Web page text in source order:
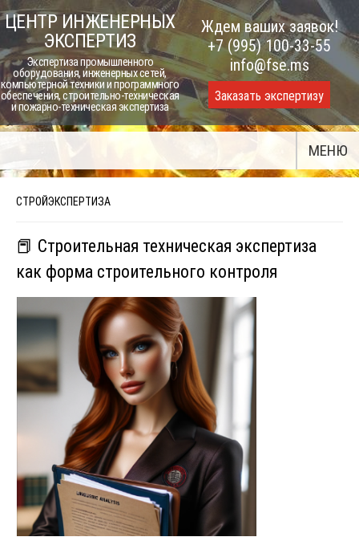
Skip
to
content
ЦЕНТР ИНЖЕНЕРНЫХ
ЭКСПЕРТИЗ
Экспертиза промышленного
оборудования, инженерных сетей,
компьютерной техники и программного
обеспечения, строительно-техническая
и пожарно-техническая экспертиза
Ждем ваших заявок!
+7 (995) 100-33-55
info@fse.ms
Заказать экспертизу
МЕНЮ
СТРОЙЭКСПЕРТИЗА
📕 Строительная техническая экспертиза
как форма строительного контроля